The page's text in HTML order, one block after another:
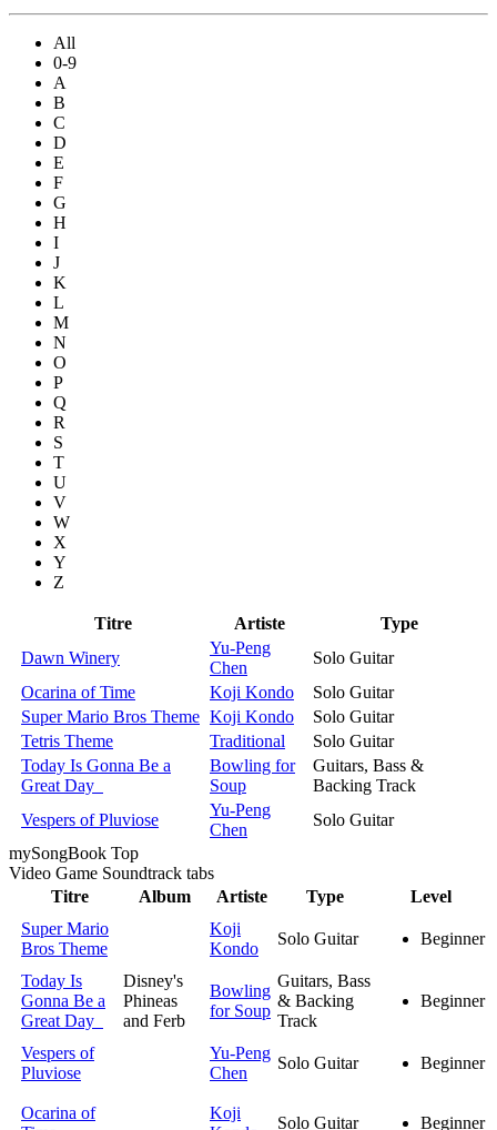
All
0-9
A
B
C
D
E
F
G
H
I
J
K
L
M
N
O
P
Q
R
S
T
U
V
W
X
Y
Z
Titre Artiste
Type
Dawn Winery
Yu-Peng
Chen
Solo Guitar
Ocarina of Time
Koji Kondo
Solo Guitar
Super Mario Bros Theme Koji Kondo
Solo Guitar
Tetris Theme
Traditional
Solo Guitar
Today Is Gonna Be a
Great Day
Bowling for
Soup
Guitars, Bass &
Backing Track
Vespers of Pluviose
Yu-Peng
Chen
Solo Guitar
mySongBook Top
Video Game Soundtrack tabs
Titre
Album Artiste Type
Level
Super Mario
Bros Theme
Koji
Kondo
Solo Guitar Beginner
Today Is
Gonna Be a
Great Day
Disney's
Phineas
and Ferb
Bowling
for Soup
Guitars, Bass
& Backing
Track
Beginner
Vespers of
Pluviose
Yu-Peng
Chen
Solo Guitar Beginner
Ocarina of
Koji
Solo Guitar Beginner